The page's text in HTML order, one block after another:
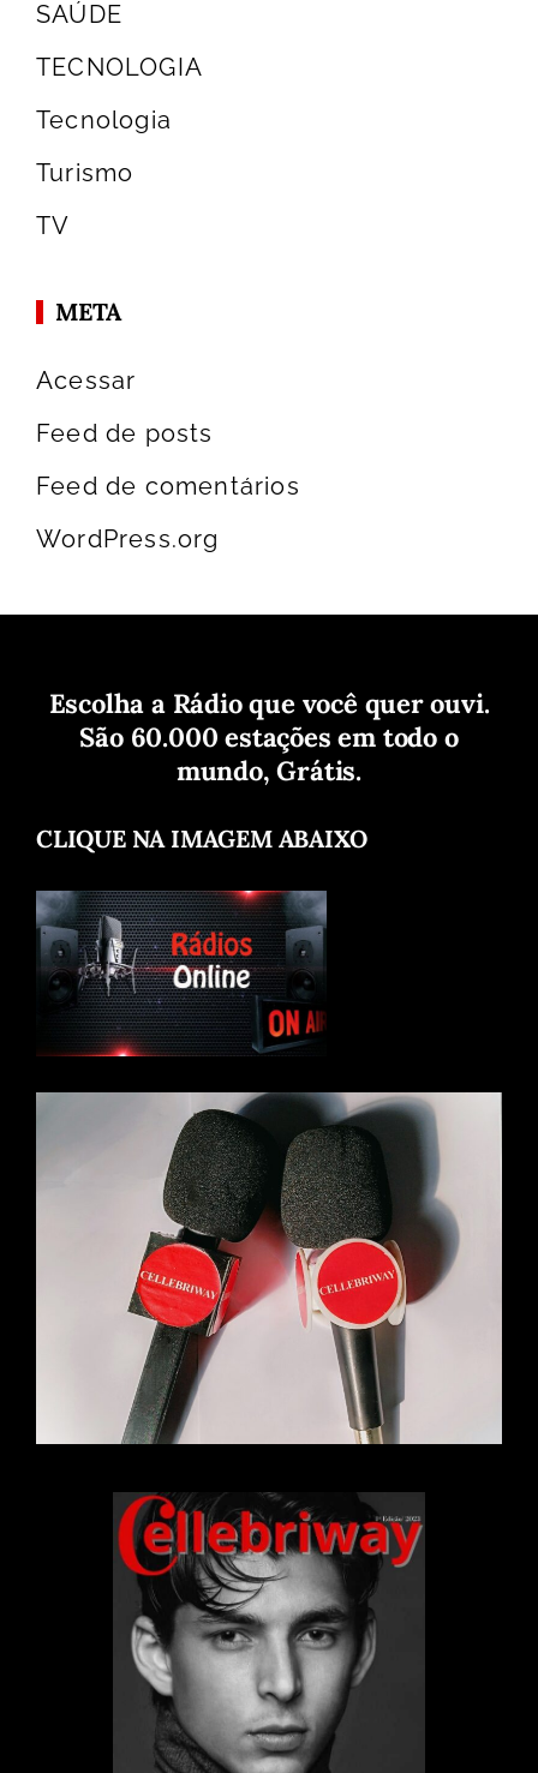
SAÚDE
TECNOLOGIA
Tecnologia
Turismo
TV
META
Acessar
Feed de posts
Feed de comentários
WordPress.org
Escolha a Rádio que você quer ouvi.
São 60.000 estações em todo o
mundo, Grátis.
CLIQUE NA IMAGEM ABAIXO